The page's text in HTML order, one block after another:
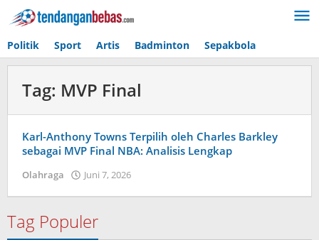
Lewati
ke
Politik Sport Artis Badminton Sepakbola
Tag: MVP Final
Karl-Anthony Towns Terpilih oleh Charles Barkley
sebagai MVP Final NBA: Analisis Lengkap
Olahraga Juni 7, 2026
Tag Populer